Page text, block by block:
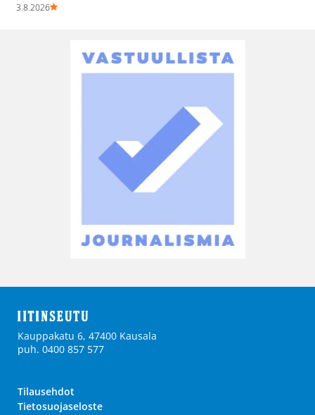
3.8.2026
Kauppakatu 6, 47400 Kausala
puh. 0400 857 577
Tilausehdot
Tietosuojaseloste